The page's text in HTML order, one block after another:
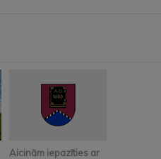
Aicinām iepazīties ar